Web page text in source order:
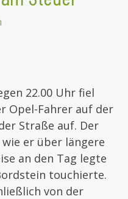
22.00 Uhr fiel
Opel-Fahrer auf der
Straße auf. Der
er über längere
an den Tag legte
touchierte.
von der